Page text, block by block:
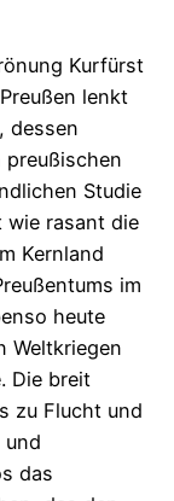
Kurfürst
lenkt
dessen
Studie
wie rasant die
Kernland
im
heute
Weltkriegen
Die breit
zu Flucht und
und
das